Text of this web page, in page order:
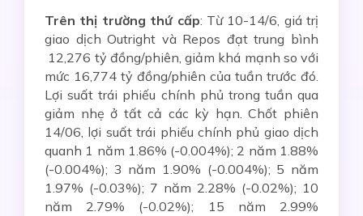
Trên thị trường thứ cấp: Từ 10-14/6, giá trị
giao dịch Outright và Repos đạt trung bình
12,276 tỷ đồng/phiên, giảm khá mạnh so với
mức 16,774 tỷ đồng/phiên của tuần trước đó.
Lợi suất trái phiếu chính phủ trong tuần qua
giảm nhẹ ở tất cả các kỳ hạn. Chốt phiên
14/06, lợi suất trái phiếu chính phủ giao dịch
quanh 1 năm 1.86% (-0.004%); 2 năm 1.88%
(-0.004%); 3 năm 1.90% (-0.004%); 5 năm
1.97% (-0.03%); 7 năm 2.28% (-0.02%); 10
năm 2.79% (-0.02%); 15 năm 2.99%